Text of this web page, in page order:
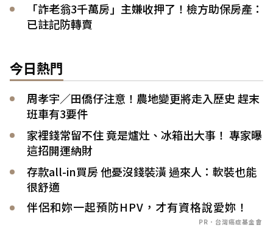
「詐老翁3千萬房」主嫌收押了！檢方助保房產：
已註記防轉賣
今日熱門
周孝宇／田僑仔注意！農地變更將走入歷史 趕末
班車有3要件
家裡錢常留不住 竟是爐灶、冰箱出大事！ 專家曝
這招開運納財
存款all-in買房 他憂沒錢裝潢 過來人：軟裝也能
很舒適
伴侶和妳一起預防HPV，才有資格說愛妳！
PR．台灣癌症基金會